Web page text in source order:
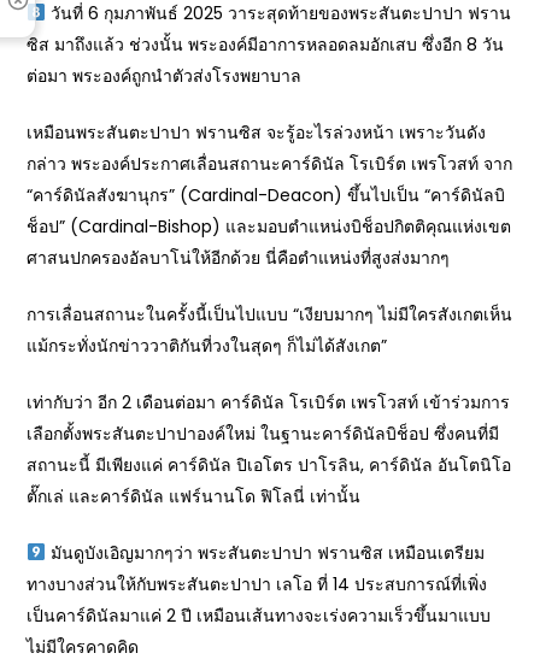
วันที่ 6 กุมภาพันธ์ 2025 วาระสุดท้ายของพระสันตะปาปา ฟราน
ซิส มาถึงแล้ว ช่วงนั้น พระองค์มีอาการหลอดลมอักเสบ ซึ่งอีก 8 วัน
ต่อมา พระองค์ถูกนำตัวส่งโรงพยาบาล
เหมือนพระสันตะปาปา ฟรานซิส จะรู้อะไรล่วงหน้า เพราะวันดัง
กล่าว พระองค์ประกาศเลื่อนสถานะคาร์ดินัล โรเบิร์ต เพรโวสท์ จาก
“คาร์ดินัลสังฆานุกร” (Cardinal-Deacon) ขึ้นไปเป็น “คาร์ดินัลบิ
ช็อป” (Cardinal-Bishop) และมอบตำแหน่งบิช็อปกิตติคุณแห่งเขต
ศาสนปกครองอัลบาโน่ให้อีกด้วย นี่คือตำแหน่งที่สูงส่งมากๆ
การเลื่อนสถานะในครั้งนี้เป็นไปแบบ “เงียบมากๆ ไม่มีใครสังเกตเห็น
แม้กระทั่งนักข่าววาติกันที่วงในสุดๆ ก็ไม่ได้สังเกต”
เท่ากับว่า อีก 2 เดือนต่อมา คาร์ดินัล โรเบิร์ต เพรโวสท์ เข้าร่วมการ
เลือกตั้งพระสันตะปาปาองค์ใหม่ ในฐานะคาร์ดินัลบิช็อป ซึ่งคนที่มี
สถานะนี้ มีเพียงแค่ คาร์ดินัล ปิเอโตร ปาโรลิน, คาร์ดินัล อันโตนิโอ
ตั๊กเล่ และคาร์ดินัล แฟร์นานโด ฟิโลนี่ เท่านั้น
มันดูบังเอิญมากๆว่า พระสันตะปาปา ฟรานซิส เหมือนเตรียม
ทางบางส่วนให้กับพระสันตะปาปา เลโอ ที่ 14 ประสบการณ์ที่เพิ่ง
เป็นคาร์ดินัลมาแค่ 2 ปี เหมือนเส้นทางจะเร่งความเร็วขึ้นมาแบบ
ไม่มีใครคาดคิด